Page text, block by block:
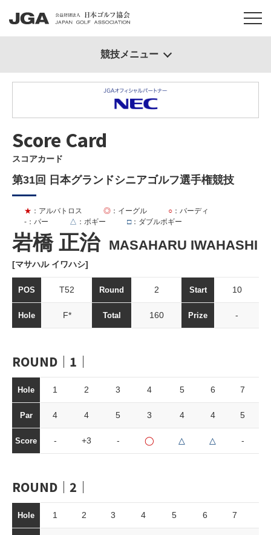
Score Card
スコアカード
第31回 日本グランドシニアゴルフ選手権競技
岩橋 正治 MASAHARU IWAHASHI
[マサハル イワハシ]
★ ：アルバトロス ◎ ：イーグル ○ ：バーディ
- ：パー △ ：ボギー □：ダブルボギー
POS T52 Round 2 Start 10
Hole F* Total 160 Prize -
ROUND｜1｜
Hole 1 2 3 4 5 6 7
Par 4 4 5 3 4 4 5
Score - +3 - ◯ △ △ -
ROUND｜2｜
Hole 1 2 3 4 5 6 7
競技メニュー